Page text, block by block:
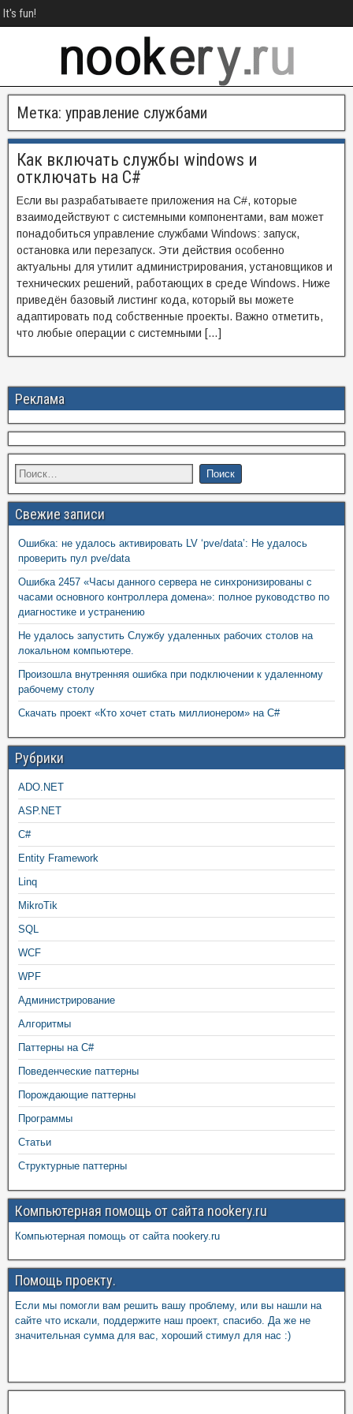
It's fun!
Метка: управление службами
Как включать службы windows и
отключать на C#
Если вы разрабатываете приложения на C#, которые
взаимодействуют с системными компонентами, вам может
понадобиться управление службами Windows: запуск,
остановка или перезапуск. Эти действия особенно
актуальны для утилит администрирования, установщиков и
технических решений, работающих в среде Windows. Ниже
приведён базовый листинг кода, который вы можете
адаптировать под собственные проекты. Важно отметить,
что любые операции с системными […]
Реклама
Свежие записи
Ошибка: не удалось активировать LV ‘pve/data’: Не удалось
проверить пул pve/data
Ошибка 2457 «Часы данного сервера не синхронизированы с
часами основного контроллера домена»: полное руководство по
диагностике и устранению
Не удалось запустить Службу удаленных рабочих столов на
локальном компьютере.
Произошла внутренняя ошибка при подключении к удаленному
рабочему столу
Скачать проект «Кто хочет стать миллионером» на C#
Рубрики
ADO.NET
ASP.NET
C#
Entity Framework
Linq
MikroTik
SQL
WCF
WPF
Администрирование
Алгоритмы
Паттерны на C#
Поведенческие паттерны
Порождающие паттерны
Программы
Статьи
Структурные паттерны
Компьютерная помощь от сайта nookery.ru
Компьютерная помощь от сайта nookery.ru
Помощь проекту.
Если мы помогли вам решить вашу проблему, или вы нашли на
сайте что искали, поддержите наш проект, спасибо. Да же не
значительная сумма для вас, хороший стимул для нас :)